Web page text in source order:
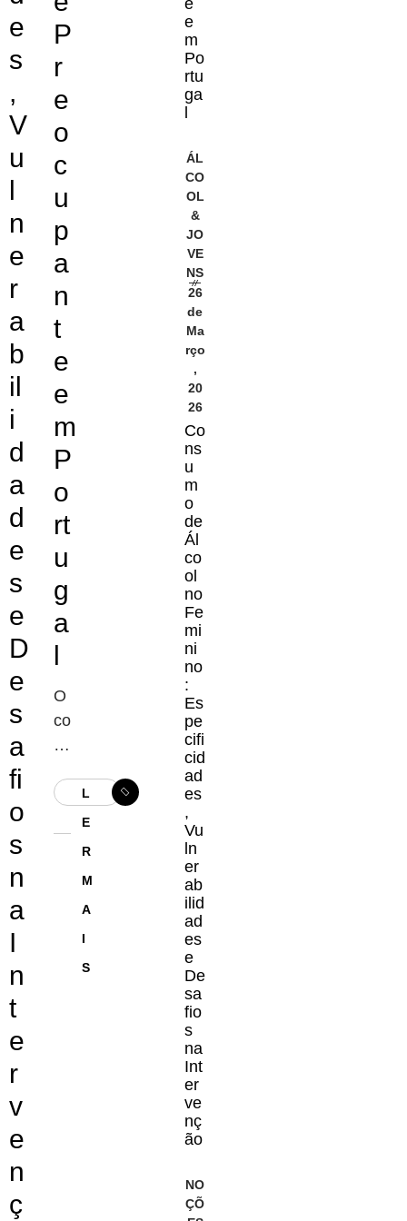
e
s
,
V
u
l
n
e
r
a
b
il
i
d
a
d
e
s
e
D
e
s
a
fi
o
s
n
a
I
n
t
e
r
v
e
n
ç
P
r
e
o
c
u
p
a
n
t
e
e
m
P
o
rt
u
g
a
l
O
co
ns
m
L
E
R
M
A
I
S
e
e
m
Po
rtu
ga
ÁL
CO
OL
&
JO
VE
NS
26
de
Ma
rço
,
20
26
Co
ns
u
m
o
de
Ál
co
ol
no
Fe
mi
ni
no
:
Es
pe
cifi
cid
ad
es
,
Vu
ln
er
ab
ilid
ad
es
e
De
sa
fio
s
na
Int
er
ve
nç
ão
NO
ÇÕ